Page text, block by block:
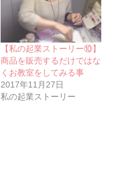
【私の起業ストーリー⑩】
商品を販売するだけではな
くお教室をしてみる事
2017年11月27日
私の起業ストーリー